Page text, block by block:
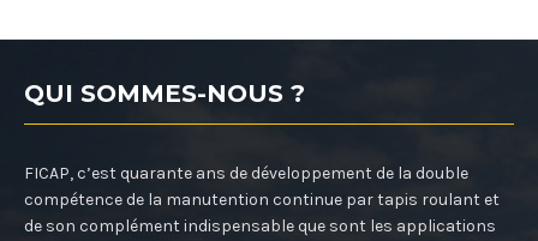
QUI SOMMES-NOUS ?
FICAP, c’est quarante ans de développement de la double
compétence de la manutention continue par tapis roulant et
de son complément indispensable que sont les applications